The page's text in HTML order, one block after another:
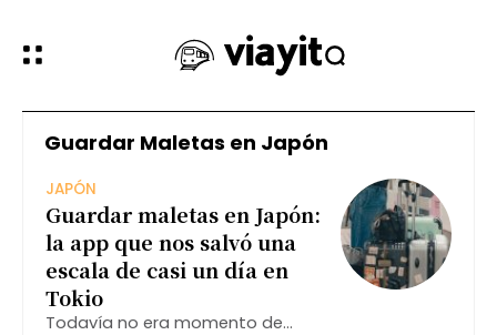
Guardar Maletas en Japón
JAPÓN
Guardar maletas en Japón:
la app que nos salvó una
escala de casi un día en
Tokio
Todavía no era momento de